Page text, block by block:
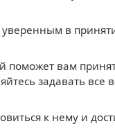
в
поможет вам
задавать все
к нему и